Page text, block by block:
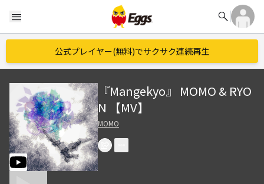
menu search
公式プレイヤー(無料)でサクサク連続再生
『Mangekyo』 MOMO & RYO
N 【MV】
MOMO